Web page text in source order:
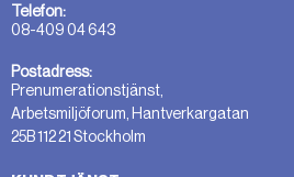
Telefon:
08-409 04 643
Postadress:
Prenumerationstjänst,
Arbetsmiljöforum, Hantverkargatan
25B 112 21 Stockholm